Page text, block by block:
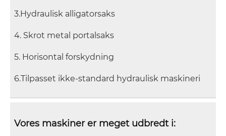
3.Hydraulisk alligatorsaks
4. Skrot metal portalsaks
5. Horisontal forskydning
6.Tilpasset ikke-standard hydraulisk maskineri
Vores maskiner er meget udbredt i: